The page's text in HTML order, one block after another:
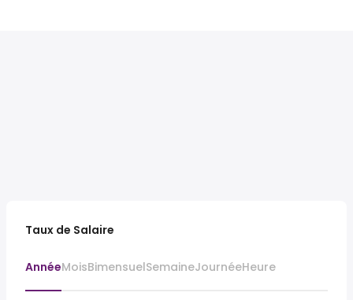
Taux de Salaire
AnnéeMoisBimensuelSemaineJournéeHeure